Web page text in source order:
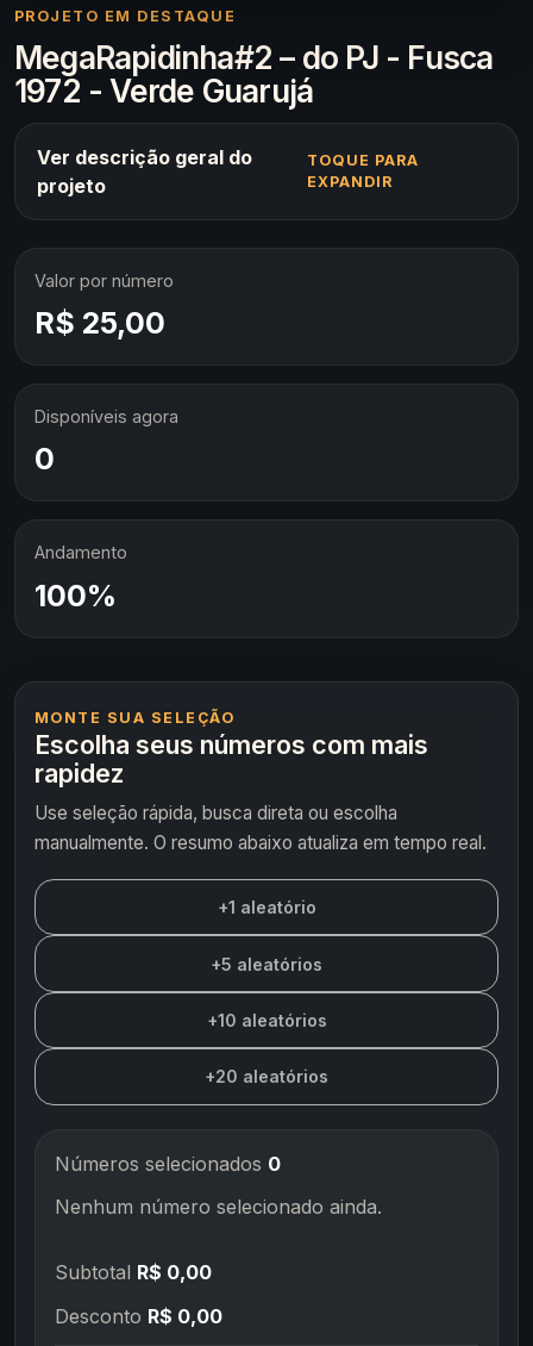
PROJETO EM DESTAQUE
MegaRapidinha#2 – do PJ - Fusca
1972 - Verde Guarujá
Ver descrição geral do
projeto
TOQUE PARA
EXPANDIR
Valor por número
R$ 25,00
Disponíveis agora
0
Andamento
100%
MONTE SUA SELEÇÃO
Escolha seus números com mais
rapidez
Use seleção rápida, busca direta ou escolha
manualmente. O resumo abaixo atualiza em tempo real.
+1 aleatório
+5 aleatórios
+10 aleatórios
+20 aleatórios
Números selecionados 0
Nenhum número selecionado ainda.
Subtotal R$ 0,00
Desconto R$ 0,00